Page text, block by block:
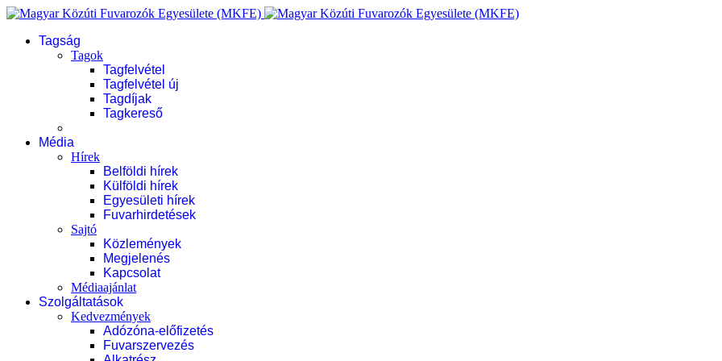
Tagság
Tagok
Tagfelvétel
Tagfelvétel új
Tagdíjak
Tagkereső
Média
Hírek
Belföldi hírek
Külföldi hírek
Egyesületi hírek
Fuvarhirdetések
Sajtó
Közlemények
Megjelenés
Kapcsolat
Médiaajánlat
Szolgáltatások
Kedvezmények
Adózóna-előfizetés
Fuvarszervezés